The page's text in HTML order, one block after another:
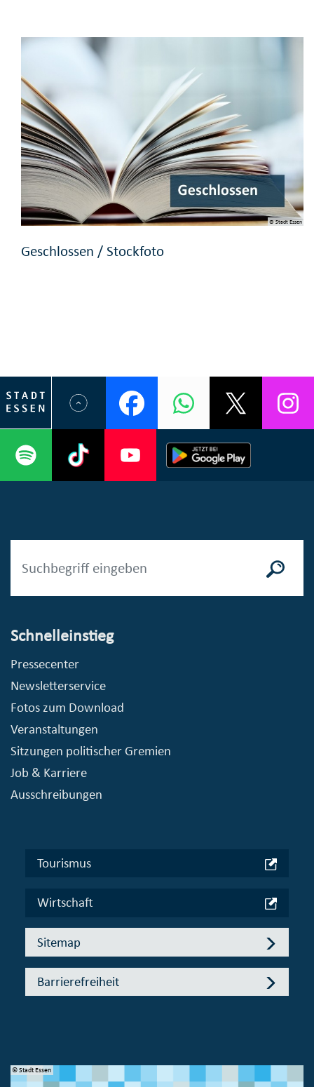
© Stadt Essen
Geschlossen / Stockfoto
Schnelleinstieg
Pressecenter
Newsletterservice
Fotos zum Download
Veranstaltungen
Sitzungen politischer Gremien
Job & Karriere
Ausschreibungen
Tourismus
Wirtschaft
Sitemap
Barrierefreiheit
© Stadt Essen